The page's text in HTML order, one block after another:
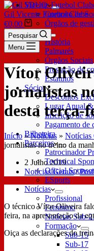
SDUQ
Contrato de
Órgãos de
Clube
História
Palmarés
Órgãos Sociais
Prestação de
Estatutos
Sócios
Descontos
Lugar Anual
Inscrição de
Pagamento de
Bilheteira
Parceiros
Patrocinador
Technical
Oficial
ESports
Notícias
Profissional
Feminino
Notícias Sub-
Formação
Sub-15
Sub-17
Gil Vicente Futebol Clube
€0,00
Pesquisar
Menu
Vítor
jornalistas
desta terça-
Início »Notícias » Notícias
jornalistas no treino da
2 Julho 2019
Notícias Gerais/
O técnico Vítor Oliveira
feira, na apresentação da
Oiça as declarações do